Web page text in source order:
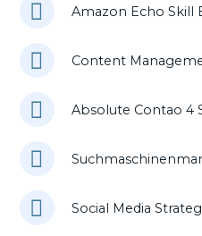
Amazon Echo Skill
Content
Absolute Contao 4
Social Media